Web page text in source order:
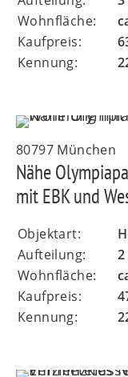
Wohnfläche:
Kaufpreis:
Kennung:
80797 München
Nähe
mit EBK und
Objektart:
Aufteilung:
Wohnfläche:
Kaufpreis:
Kennung: